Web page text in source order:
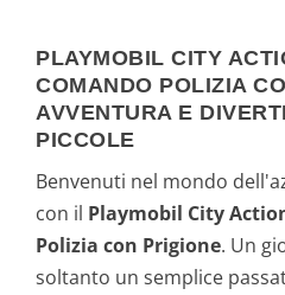
PLAYMOBIL CITY
COMANDO POLIZIA
AVVENTURA E
PICCOLE
Benvenuti nel mondo
con il Playmobil City
Polizia con Prigione. Un
soltanto un semplice